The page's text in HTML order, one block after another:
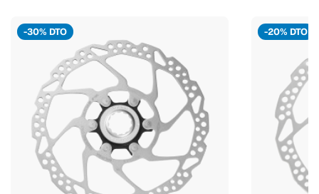
-30% DTO -20% DTO